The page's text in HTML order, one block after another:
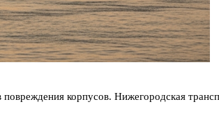
корпусов. Нижегородская